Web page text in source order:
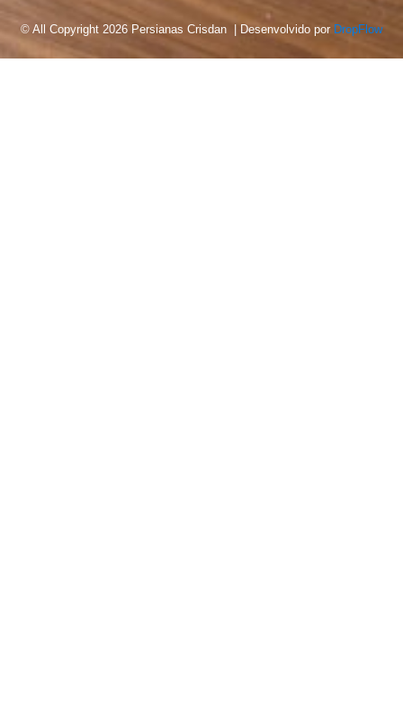
© All Copyright 2026 Persianas Crisdan | Desenvolvido por DropFlow